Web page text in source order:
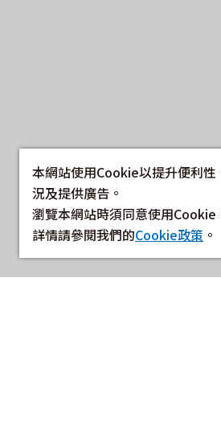
本網站使用Cookie以提升便利性
況及提供廣告。
瀏覽本網站時須同意使用Cookie
詳情請參閱我們的Cookie政策 。